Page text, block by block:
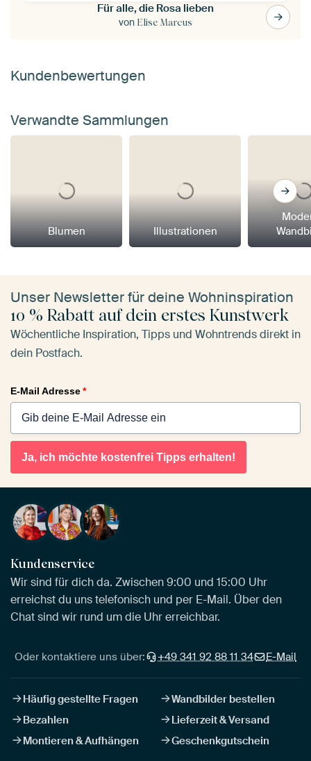
Für alle, die Rosa lieben
von Elise Marcus
Kundenbewertungen
Verwandte Sammlungen
Blumen Illustrationen
Unser Newsletter für deine Wohninspiration
10 % Rabatt auf dein erstes Kunstwerk
Wöchentliche Inspiration, Tipps und Wohntrends direkt in
dein Postfach.
E-Mail Adresse*
Ja, ich möchte kostenfrei Tipps erhalten!
Kundenservice
Wir sind für dich da. Zwischen 9:00 und 15:00 Uhr
erreichst du uns telefonisch und per E-Mail. Über den
Chat sind wir rund um die Uhr erreichbar.
Oder kontaktiere uns über: +49 341 92 88 11 34 E-Mail
Häufig gestellte Fragen
Wandbilder bestellen
Bezahlen
Lieferzeit & Versand
Montieren & Aufhängen
Geschenkgutschein